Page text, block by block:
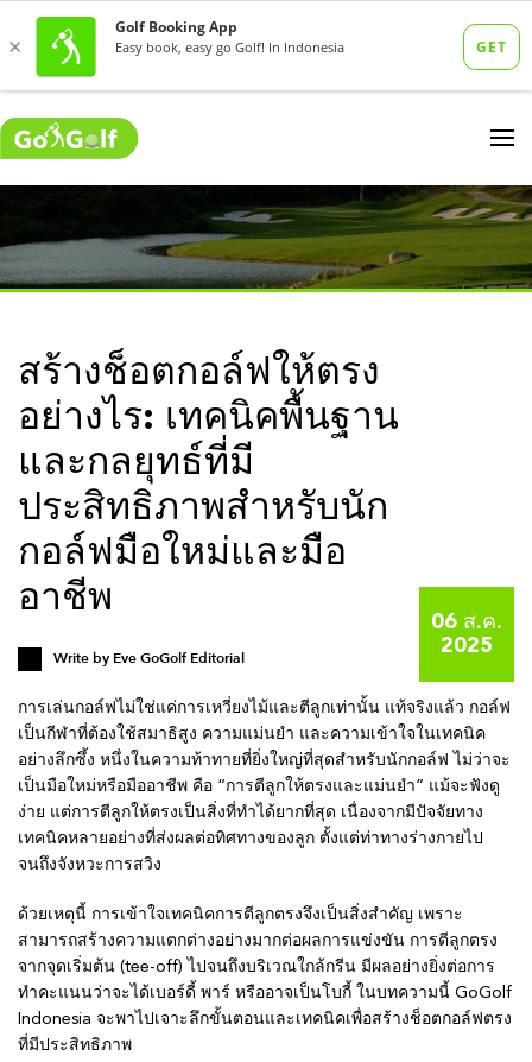
สร้างช็อตกอล์ฟให้ตรง
อย่างไร: เทคนิคพื้นฐาน
และกลยุทธ์ที่มี
ประสิทธิภาพสำหรับนัก
กอล์ฟมือใหม่และมือ
อาชีพ
06 ส.ค.
2025
Write by Eve GoGolf Editorial
การเล่นกอล์ฟไม่ใช่แค่การเหวี่ยงไม้และตีลูกเท่านั้น แท้จริงแล้ว กอล์ฟ
เป็นกีฬาที่ต้องใช้สมาธิสูง ความแม่นยำ และความเข้าใจในเทคนิค
อย่างลึกซึ้ง หนึ่งในความท้าทายที่ยิ่งใหญ่ที่สุดสำหรับนักกอล์ฟ ไม่ว่าจะ
เป็นมือใหม่หรือมืออาชีพ คือ “การตีลูกให้ตรงและแม่นยำ” แม้จะฟังดู
ง่าย แต่การตีลูกให้ตรงเป็นสิ่งที่ทำได้ยากที่สุด เนื่องจากมีปัจจัยทาง
เทคนิคหลายอย่างที่ส่งผลต่อทิศทางของลูก ตั้งแต่ท่าทางร่างกายไป
จนถึงจังหวะการสวิง
ด้วยเหตุนี้ การเข้าใจเทคนิคการตีลูกตรงจึงเป็นสิ่งสำคัญ เพราะ
สามารถสร้างความแตกต่างอย่างมากต่อผลการแข่งขัน การตีลูกตรง
จากจุดเริ่มต้น (tee-off) ไปจนถึงบริเวณใกล้กรีน มีผลอย่างยิ่งต่อการ
ทำคะแนนว่าจะได้เบอร์ดี้ พาร์ หรืออาจเป็นโบกี้ ในบทความนี้ GoGolf
Indonesia จะพาไปเจาะลึกขั้นตอนและเทคนิคเพื่อสร้างช็อตกอล์ฟตรง
ที่มีประสิทธิภาพ